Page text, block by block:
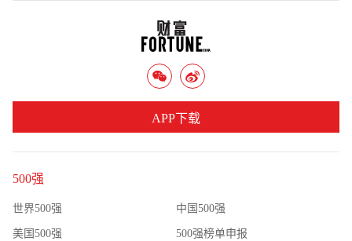
500强
世界500强 中国500强
美国500强 500强榜单申报
APP下载